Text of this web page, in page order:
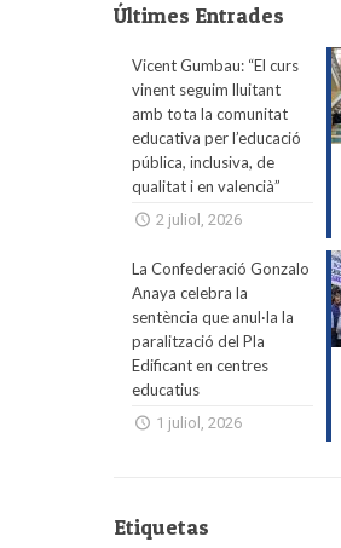
Últimes Entrades
Vicent Gumbau: “El curs
vinent seguim lluitant
amb tota la comunitat
educativa per l’educació
pública, inclusiva, de
qualitat i en valencià”
2 juliol, 2026
La Confederació Gonzalo
Anaya celebra la
sentència que anul·la la
paralització del Pla
Edificant en centres
educatius
1 juliol, 2026
Etiquetas